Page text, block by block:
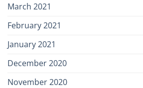
March 2021
February 2021
January 2021
December 2020
November 2020